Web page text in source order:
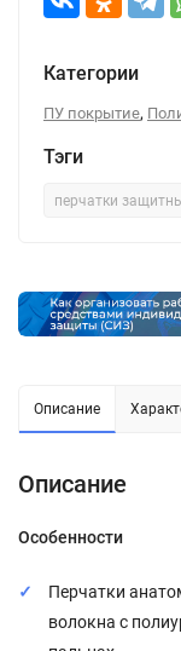
Категории
ПУ покрытие,
Тэги
перчатки
Описание
Описание
Особенности
Перчатки
волокна с